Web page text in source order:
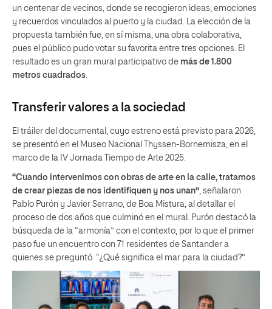
un centenar de vecinos, donde se recogieron ideas, emociones
y recuerdos vinculados al puerto y la ciudad. La elección de la
propuesta también fue, en sí misma, una obra colaborativa,
pues el público pudo votar su favorita entre tres opciones. El
resultado es un gran mural participativo de más de 1.800
metros cuadrados.
Transferir valores a la sociedad
El tráiler del documental, cuyo estreno está previsto para 2026,
se presentó en el Museo Nacional Thyssen-Bornemisza, en el
marco de la IV Jornada Tiempo de Arte 2025.
“Cuando intervenimos con obras de arte en la calle, tratamos
de crear piezas de nos identifiquen y nos unan”, señalaron
Pablo Purón y Javier Serrano, de Boa Mistura, al detallar el
proceso de dos años que culminó en el mural. Purón destacó la
búsqueda de la “armonía” con el contexto, por lo que el primer
paso fue un encuentro con 71 residentes de Santander a
quienes se preguntó: “¿Qué significa el mar para la ciudad?”.